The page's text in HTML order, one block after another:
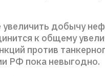
добычу
к общему
против
РФ пока невыгодно.